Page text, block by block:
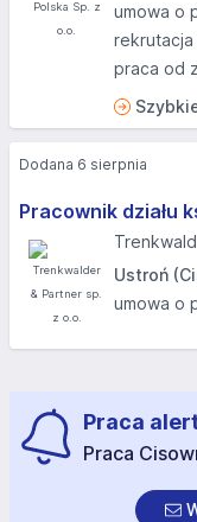
umowa o
rekrutacja
praca od
Pracownik działu
Ustroń
umowa o
Dodana 6 sierpnia
Praca
Praca